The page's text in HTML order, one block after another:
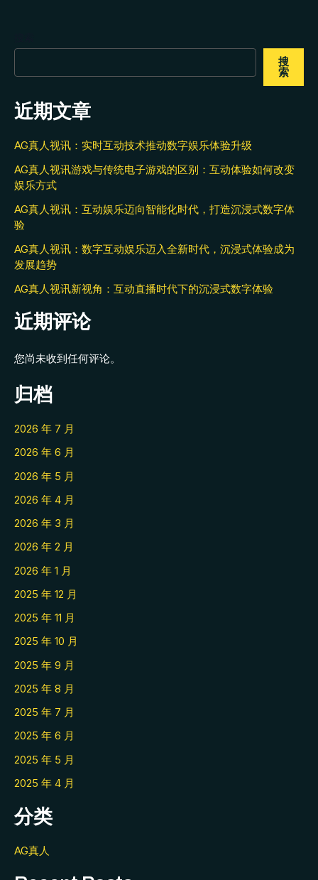
搜
索
近期文章
AG真人视讯：实时互动技术推动数字娱乐体验升级
AG真人视讯游戏与传统电子游戏的区别：互动体验如何改变
娱乐方式
AG真人视讯：互动娱乐迈向智能化时代，打造沉浸式数字体
验
AG真人视讯：数字互动娱乐迈入全新时代，沉浸式体验成为
发展趋势
AG真人视讯新视角：互动直播时代下的沉浸式数字体验
近期评论
您尚未收到任何评论。
归档
2026 年 7 月
2026 年 6 月
2026 年 5 月
2026 年 4 月
2026 年 3 月
2026 年 2 月
2026 年 1 月
2025 年 12 月
2025 年 11 月
2025 年 10 月
2025 年 9 月
2025 年 8 月
2025 年 7 月
2025 年 6 月
2025 年 5 月
2025 年 4 月
分类
AG真人